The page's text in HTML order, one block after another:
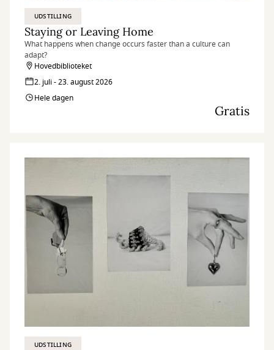
UDSTILLING
Staying or Leaving Home
What happens when change occurs faster than a culture can
adapt?
Hovedbiblioteket
2. juli - 23. august 2026
Hele dagen
Gratis
UDSTILLING